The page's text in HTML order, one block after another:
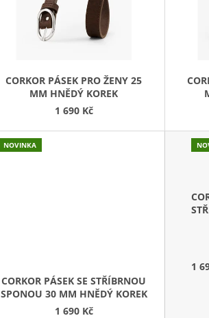
CORKOR PÁSEK PRO ŽENY 25
MM HNĚDÝ KOREK
1 690 Kč
NOVINKA
CORKOR PÁSEK SE STŘÍBRNOU
SPONOU 30 MM HNĚDÝ KOREK
1 690 Kč
1